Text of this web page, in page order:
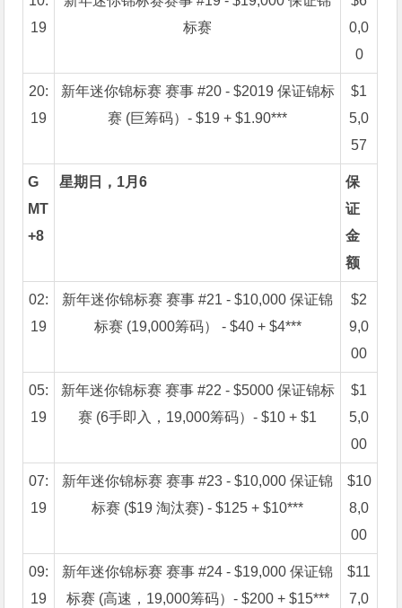
19
标赛
0,0
0
20:
19
新年迷你锦标赛 赛事 #20 - $2019 保证锦标
赛 (巨筹码）- $19 + $1.90***
$1
5,0
57
G
MT
+8
星期日，1月6
保
证
金
额
02:
19
新年迷你锦标赛 赛事 #21 - $10,000 保证锦
标赛 (19,000筹码） - $40 + $4***
$2
9,0
00
05:
19
新年迷你锦标赛 赛事 #22 - $5000 保证锦标
赛 (6手即入，19,000筹码）- $10 + $1
$1
5,0
00
07:
19
新年迷你锦标赛 赛事 #23 - $10,000 保证锦
标赛 ($19 淘汰赛) - $125 + $10***
$10
8,0
00
09:
19
新年迷你锦标赛 赛事 #24 - $19,000 保证锦
标赛 (高速，19,000筹码）- $200 + $15***
$11
7,0